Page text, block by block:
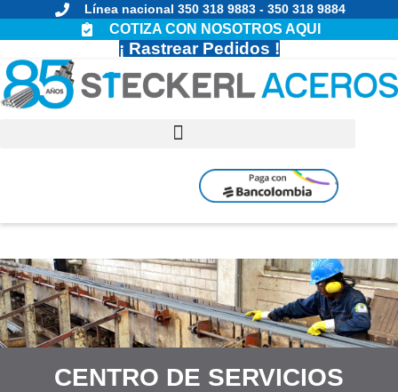
Línea nacional 350 318 9883 - 350 318 9884
COTIZA CON NOSOTROS AQUI
¡ Rastrear Pedidos !
PAGOS EN
BANCOLOMBIA
CENTRO DE SERVICIOS